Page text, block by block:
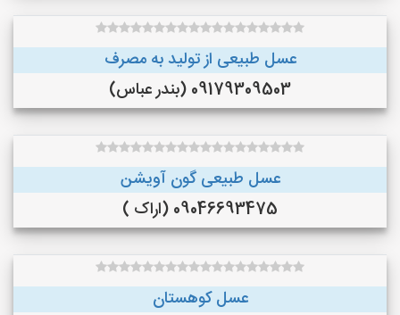
عسل طبیعی از تولید به مصرف
09179309503 (بندر عباس)
عسل طبیعی گون آویشن
09046693475 (اراک )
عسل کوهستان